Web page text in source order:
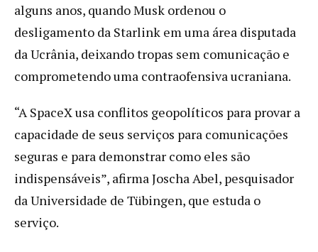
alguns anos, quando Musk ordenou o
desligamento da Starlink em uma área disputada
da Ucrânia, deixando tropas sem comunicação e
comprometendo uma contraofensiva ucraniana.
“A SpaceX usa conflitos geopolíticos para provar a
capacidade de seus serviços para comunicações
seguras e para demonstrar como eles são
indispensáveis”, afirma Joscha Abel, pesquisador
da Universidade de Tübingen, que estuda o
serviço.